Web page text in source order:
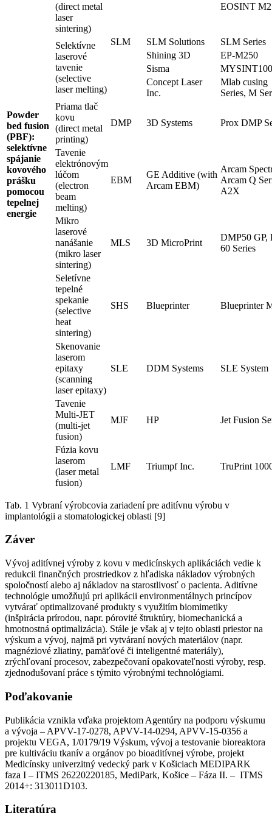
Powder
bed fusion
(PBF):
selektívne
spájanie
kovového
prášku
pomocou
tepelnej
energie
(direct metal
laser
sintering)
EOSINT
Selektívne
laserové
tavenie
(selective
laser melting)
SLM SLM Solutions
SLM Series
Shining 3D
EP-M250
Sisma
MYSINT100
Concept Laser
Inc.
Mlab cusing
Series, M
Priama tlač
kovu
(direct metal
printing)
DMP 3D Systems Prox DMP
Tavenie
elektrónovým
lúčom
(electron
beam
melting)
EBM
GE Additive (with
Arcam EBM)
Arcam
Arcam Q
A2X
Mikro
laserové
nanášanie
(mikro laser
sintering)
MLS 3D MicroPrint
DMP50 GP,
60 Series
Seletívne
tepelné
spekanie
(selective
heat
sintering)
SHS Blueprinter Blueprinter
Skenovanie
laserom
epitaxy
(scanning
laser epitaxy)
SLE DDM Systems SLE System
Tavenie
Multi-JET
(multi-jet
fusion)
MJF HP Jet Fusion
Fúzia kovu
laserom
(laser metal
fusion)
LMF Triumpf Inc. TruPrint
Tab. 1 Vybraní výrobcovia zariadení pre aditívnu výrobu v
implantológii a stomatologickej oblasti [9]
Záver
Vývoj aditívnej výroby z kovu v medicínskych aplikáciách vedie k
redukcii finančných prostriedkov z hľadiska nákladov výrobných
spoločností alebo aj nákladov na starostlivosť o pacienta. Aditívne
technológie umožňujú pri aplikácii environmentálnych princípov
vytvárať optimalizované produkty s využitím biomimetiky
(inšpirácia prírodou, napr. pórovité štruktúry, biomechanická a
hmotnostná optimalizácia). Stále je však aj v tejto oblasti priestor na
výskum a vývoj, najmä pri vytváraní nových materiálov (napr.
magnéziové zliatiny, pamäťové či inteligentné materiály),
zrýchľovaní procesov, zabezpečovaní opakovateľnosti výroby, resp.
zjednodušovaní práce s týmito výrobnými technológiami.
Poďakovanie
Publikácia vznikla vďaka projektom Agentúry na podporu výskumu
a vývoja – APVV-17-0278, APVV-14-0294, APVV-15-0356 a
projektu VEGA, 1/0179/19 Výskum, vývoj a testovanie bioreaktora
pre kultiváciu tkanív a orgánov po bioaditívnej výrobe, projekt
Medicínsky univerzitný vedecký park v Košiciach MEDIPARK
faza I – ITMS 26220220185, MediPark, Košice – Fáza II. – ITMS
2014+: 313011D103.
Literatúra